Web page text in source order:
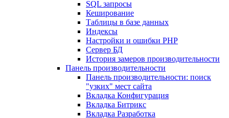
SQL запросы
Кеширование
Таблицы в базе данных
Индексы
Настройки и ошибки PHP
Сервер БД
История замеров производительности
Панель производительности
Панель производительности: поиск
"узких" мест сайта
Вкладка Конфигурация
Вкладка Битрикс
Вкладка Разработка